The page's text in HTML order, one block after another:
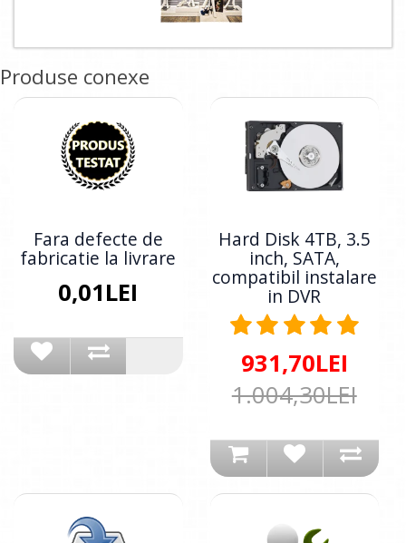
Produse conexe
Fara defecte de
fabricatie la livrare
0,01LEI
Hard Disk 4TB, 3.5
inch, SATA,
compatibil instalare
in DVR
931,70LEI
1.004,30LEI